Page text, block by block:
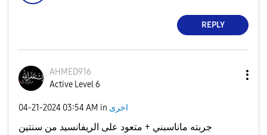
REPLY
AHMED916
Active Level 6
‎04-21-2024 03:54 AM in اخرى
جربته ماناسبني + متعود على الريفانسيد من سنتين